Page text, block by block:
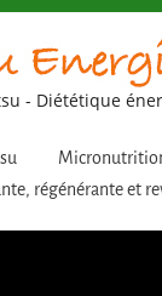
- Diététique
régénérante et